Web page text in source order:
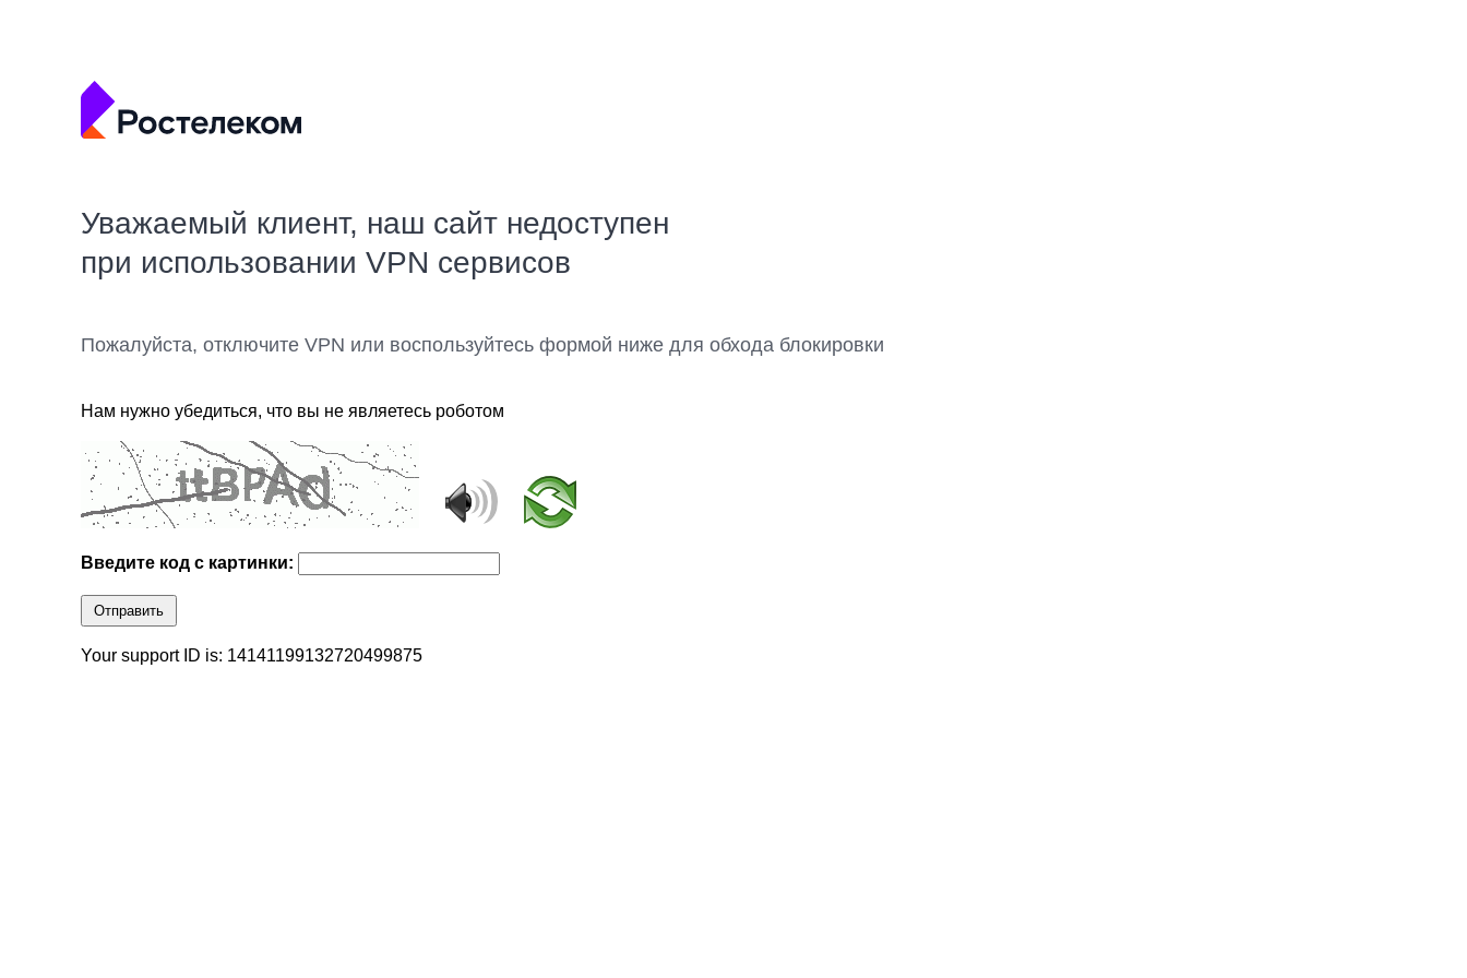
Уважаемый клиент, наш сайт недоступен
при использовании VPN сервисов
Пожалуйста, отключите VPN или воспользуйтесь формой ниже для обхода блокировки
Нам нужно убедиться, что вы не являетесь роботом
Введите код с картинки:
Отправить
Your support ID is: 14141199132720499875